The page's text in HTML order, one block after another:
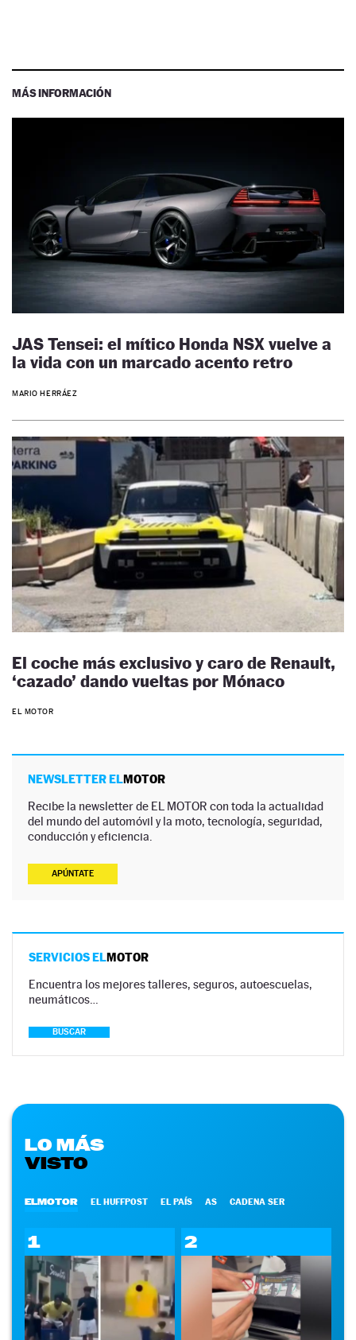
MÁS INFORMACIÓN
JAS Tensei: el mítico Honda NSX vuelve a
la vida con un marcado acento retro
MARIO HERRÁEZ
El coche más exclusivo y caro de Renault,
‘cazado’ dando vueltas por Mónaco
EL MOTOR
NEWSLETTER ELMOTOR
Recibe la newsletter de EL MOTOR con toda la actualidad
del mundo del automóvil y la moto, tecnología, seguridad,
conducción y eficiencia.
APÚNTATE
SERVICIOS ELMOTOR
Encuentra los mejores talleres, seguros, autoescuelas,
neumáticos…
BUSCAR
LO MÁS
VISTO
ELMOTOR EL HUFFPOST EL PAÍS AS CADENA SER
1 2